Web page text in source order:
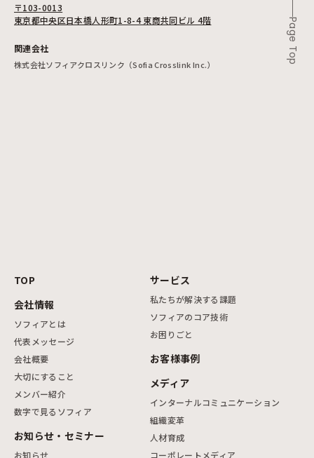
〒103-0013
東京都中央区日本橋人形町1-8-4 東商共同ビル 4階
関連会社
株式会社ソフィアクロスリンク（Sofia Crosslink Inc.）
TOP
会社情報
ソフィアとは
代表メッセージ
会社概要
大切にすること
メンバー紹介
数字で見るソフィア
お知らせ・セミナー
お知らせ
サービス
私たちが解決する課題
ソフィアのコア技術
お困りごと
お客様事例
メディア
インターナルコミュニケーション
組織変革
人材育成
コーポレートメディア
Page Top